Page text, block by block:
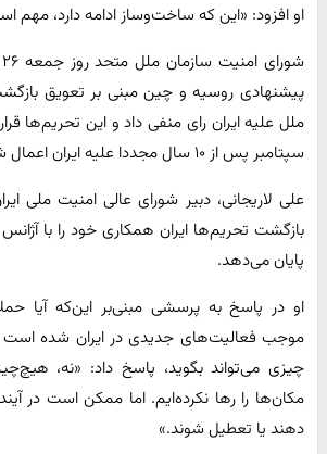
او افزود: «این که ساخت‌وساز ادامه دارد، مهم
پیشنهادی روسیه و چین مبنی بر تعویق
سپتامبر پس از ۱۰ سال مجددا علیه ایران اعمال شوند.
علی لاریجانی، دبیر شورای عالی امنیت ملی
بازگشت تحریم‌ها ایران همکاری خود را با آژانس
پایان می‌دهد.
او در پاسخ به پرسشی مبنی‌بر این‌که آیا
موجب فعالیت‌های جدیدی در ایران شده است و
چیزی می‌تواند بگوید، پاسخ داد: «نه،
مکان‌ها را رها نکرده‌ایم. اما ممکن است در
دهند یا تعطیل شوند.»